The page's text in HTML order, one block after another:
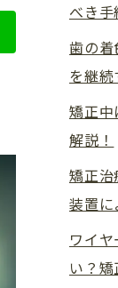
べき
歯の
を継
矯正中
解説！
矯正
装置に
ワイ
い？